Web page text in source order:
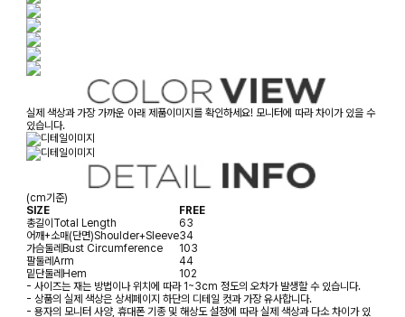
실제 색상과 가장 가까운 아래 제품이미지를 확인하세요! 모니터에 따라 차이가 있을 수
있습니다.
(cm기준)
SIZE
FREE
총길이Total Length
63
어깨+소매(단면)Shoulder+Sleeve34
가슴둘레Bust Circumference
103
팔둘레Arm
44
밑단둘레Hem
102
- 사이즈는 재는 방법이나 위치에 따라 1~3cm 정도의 오차가 발생할 수 있습니다.
- 상품의 실제 색상은 상세페이지 하단의 디테일 컷과 가장 유사합니다.
- 용자의 모니터 사양, 휴대폰 기종 및 해상도 설정에 따라 실제 색상과 다소 차이가 있